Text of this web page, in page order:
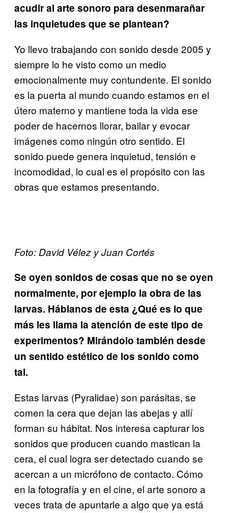
acudir al arte sonoro para desenmarañar
las inquietudes que se plantean?
Yo llevo trabajando con sonido desde 2005 y
siempre lo he visto como un medio
emocionalmente muy contundente. El sonido
es la puerta al mundo cuando estamos en el
útero materno y mantiene toda la vida ese
poder de hacernos llorar, bailar y evocar
imágenes como ningún otro sentido. El
sonido puede genera inquietud, tensión e
incomodidad, lo cual es el propósito con las
obras que estamos presentando.
Foto: David Vélez y Juan Cortés
Se oyen sonidos de cosas que no se oyen
normalmente, por ejemplo la obra de las
larvas. Háblanos de esta ¿Qué es lo que
más les llama la atención de este tipo de
experimentos? Mirándolo también desde
un sentido estético de los sonido como
tal.
Estas larvas (Pyralidae) son parásitas, se
comen la cera que dejan las abejas y allí
forman su hábitat. Nos interesa capturar los
sonidos que producen cuando mastican la
cera, el cual logra ser detectado cuando se
acercan a un micrófono de contacto. Cómo
en la fotografía y en el cine, el arte sonoro a
veces trata de apuntarle a algo que ya está